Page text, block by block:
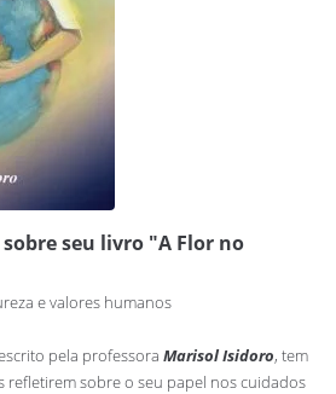
seu livro "A Flor no
e valores humanos
pela professora Marisol Isidoro, tem
refletirem sobre o seu papel nos cuidados